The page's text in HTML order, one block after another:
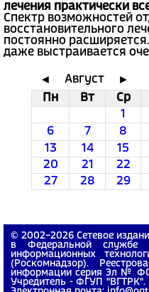
лечения практически
Спектр возможностей
восстановительного
постоянно
даже выстраивается
◄ Август ►
Пн
Вт Ср
1
6
7 8
13
14 15
20
21 22
27
28 29
© 2002−2026 Сетевое
в Федеральной
информационных
(Роскомнадзор).
информации серия Эл №
Учредитель - ФГУП "ВГТРК".